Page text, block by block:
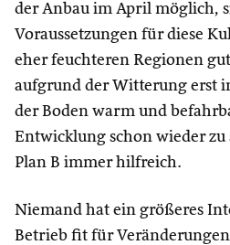
der Anbau im April möglich,
Voraussetzungen für diese
eher feuchteren Regionen
aufgrund der Witterung erst
der Boden warm und
Entwicklung schon wieder zu
Plan B immer hilfreich.
Niemand hat ein größeres
Betrieb fit für Veränderungen